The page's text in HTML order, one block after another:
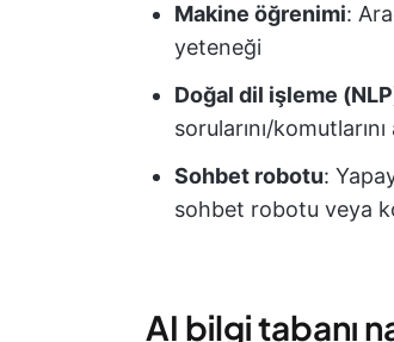
Makine öğrenimi:
yeteneği
Doğal dil işleme
sorularını/
Sohbet robotu:
sohbet robotu veya
AI bilgi tabanı